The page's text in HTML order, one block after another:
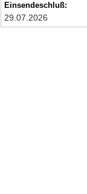
Einsendeschluß:
29.07.2026